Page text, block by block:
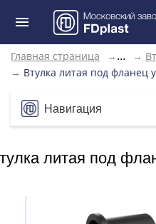
Главная страница → ... →
→ Втулка литая под фланец
Навигация
литая под